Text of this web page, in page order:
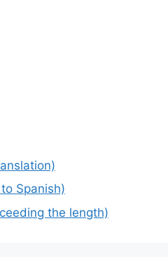
Spanish)
the length)